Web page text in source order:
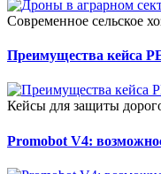
Современное сельское
Преимущества кейса
Кейсы для защиты
Promobot V4: